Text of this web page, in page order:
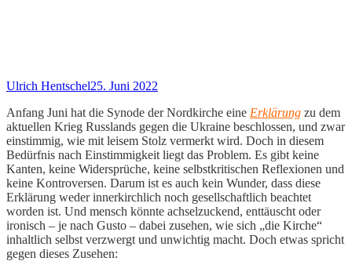
Ulrich Hentschel25. Juni 2022
Anfang Juni hat die Synode der Nordkirche eine Erklärung zu dem
aktuellen Krieg Russlands gegen die Ukraine beschlossen, und zwar
einstimmig, wie mit leisem Stolz vermerkt wird. Doch in diesem
Bedürfnis nach Einstimmigkeit liegt das Problem. Es gibt keine
Kanten, keine Widersprüche, keine selbstkritischen Reflexionen und
keine Kontroversen. Darum ist es auch kein Wunder, dass diese
Erklärung weder innerkirchlich noch gesellschaftlich beachtet
worden ist. Und mensch könnte achselzuckend, enttäuscht oder
ironisch – je nach Gusto – dabei zusehen, wie sich „die Kirche“
inhaltlich selbst verzwergt und unwichtig macht. Doch etwas spricht
gegen dieses Zusehen: